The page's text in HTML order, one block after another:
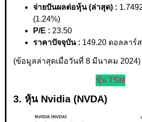
จ่ายปันผลต่อหุ้น (ล่าสุด) :
(1.24%)
P/E : 23.50
ราคาปัจจุบัน : 149.20 ดอลลาร์
(ข้อมูลล่าสุดเมื่อวันที่ 8 มีนาคม 2024)
หุ้น TSM
3. หุ้น Nvidia (NVDA)